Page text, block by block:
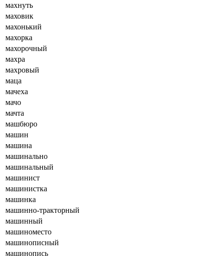
махнуть
маховик
махонький
махорка
махорочный
махра
махровый
маца
мачеха
мачо
мачта
машбюро
машин
машина
машинально
машинальный
машинист
машинистка
машинка
машинно-тракторный
машинный
машиноместо
машинописный
машинопись